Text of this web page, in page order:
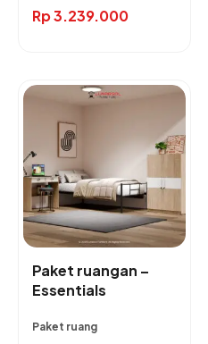
Rp3.239.000
Paket ruangan –
Essentials
Paket ruang